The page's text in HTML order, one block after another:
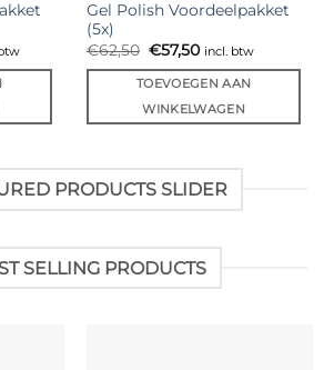
Gel Polish Voordeelpakket
(5x)
€62,50 Oorspronkelijke
prijs
was:
€62,50.
€57,50Huidige
is:
€57,50.
incl. btw
TOEVOEGEN AAN
WINKELWAGEN
PRODUCTS SLIDER
SELLING PRODUCTS